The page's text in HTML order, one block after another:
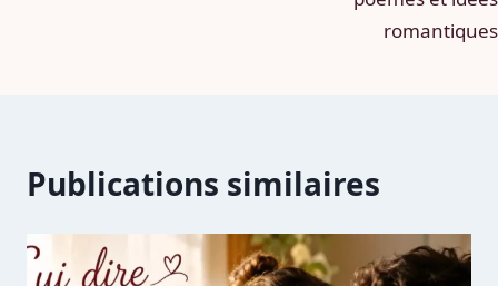
romantiques
Publications similaires